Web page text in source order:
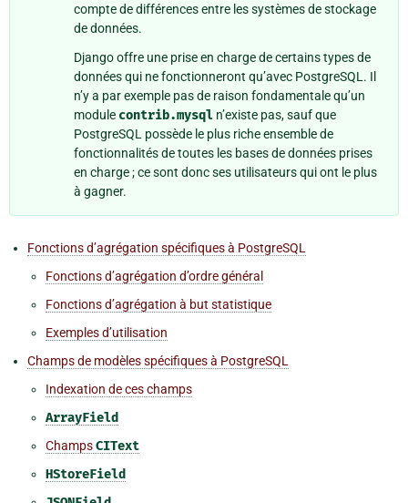
compte de différences entre les systèmes de stockage
de données.
Django offre une prise en charge de certains types de
données qui ne fonctionneront qu’avec PostgreSQL. Il
n’y a par exemple pas de raison fondamentale qu’un
module contrib.mysql n’existe pas, sauf que
PostgreSQL possède le plus riche ensemble de
fonctionnalités de toutes les bases de données prises
en charge ; ce sont donc ses utilisateurs qui ont le plus
à gagner.
Fonctions d’agrégation spécifiques à PostgreSQL
Fonctions d’agrégation d’ordre général
Fonctions d’agrégation à but statistique
Exemples d’utilisation
Champs de modèles spécifiques à PostgreSQL
Indexation de ces champs
ArrayField
ChampsCIText
HStoreField